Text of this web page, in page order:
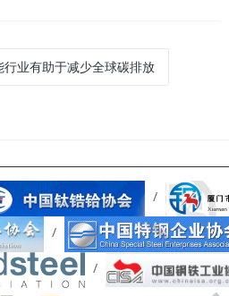
行业有助于减少全球碳排放